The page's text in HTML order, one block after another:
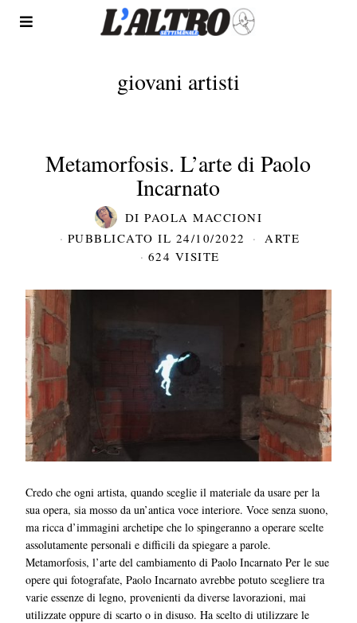
giovani artisti
Metamorfosis. L’arte di Paolo
Incarnato
DIPAOLA MACCIONI
PUBBLICATO IL 24/10/2022
ARTE
624 VISITE
Credo che ogni artista, quando sceglie il materiale da usare per la
sua opera, sia mosso da un’antica voce interiore. Voce senza suono,
ma ricca d’immagini archetipe che lo spingeranno a operare scelte
assolutamente personali e difficili da spiegare a parole.
Metamorfosis, l’arte del cambiamento di Paolo Incarnato Per le sue
opere qui fotografate, Paolo Incarnato avrebbe potuto scegliere tra
varie essenze di legno, provenienti da diverse lavorazioni, mai
utilizzate oppure di scarto o in disuso. Ha scelto di utilizzare le